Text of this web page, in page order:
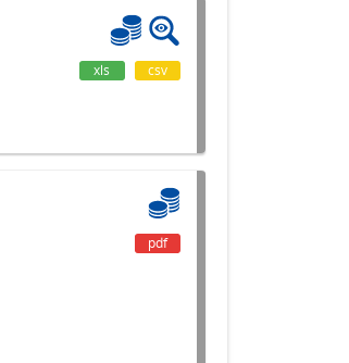
xls csv
pdf